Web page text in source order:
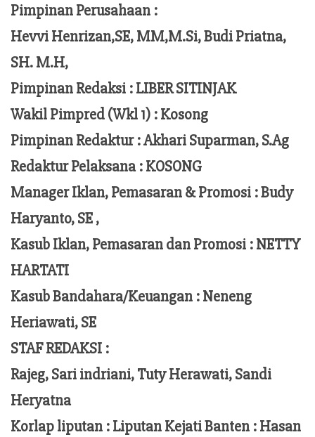
Pimpinan Perusahaan :
Hevvi Henrizan,SE, MM,M.Si,Budi Priatna,
SH. M.H,
Pimpinan Redaksi :LIBER SITINJAK
Wakil Pimpred (Wkl 1) : Kosong
Pimpinan Redaktur :Akhari Suparman, S.Ag
Redaktur Pelaksana :KOSONG
Manager Iklan, Pemasaran & Promosi :Budy
Haryanto, SE ,
Kasub Iklan, Pemasaran dan Promosi :NETTY
HARTATI
Kasub Bandahara/Keuangan :Neneng
Heriawati, SE
STAF REDAKSI :
Rajeg, Sari indriani, Tuty Herawati, Sandi
Heryatna
Korlap liputan :Liputan Kejati Banten : Hasan